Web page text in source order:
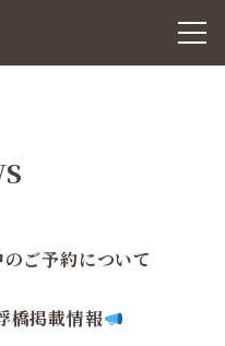
ご予約について
橋掲載情報